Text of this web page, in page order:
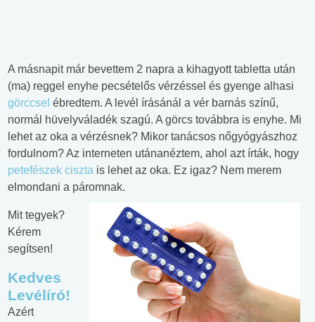
A másnapit már bevettem 2 napra a kihagyott tabletta után
(ma) reggel enyhe pecsételős vérzéssel és gyenge alhasi
görccsel ébredtem. A levél írásánál a vér barnás színű,
normál hüvelyváladék szagú. A görcs továbbra is enyhe. Mi
lehet az oka a vérzésnek? Mikor tanácsos nőgyógyászhoz
fordulnom? Az interneten utánanéztem, ahol azt írták, hogy
petefészek ciszta is lehet az oka. Ez igaz? Nem merem
elmondani a páromnak.
Mit tegyek?
Kérem
segítsen!
Kedves
Levélíró!
Azért